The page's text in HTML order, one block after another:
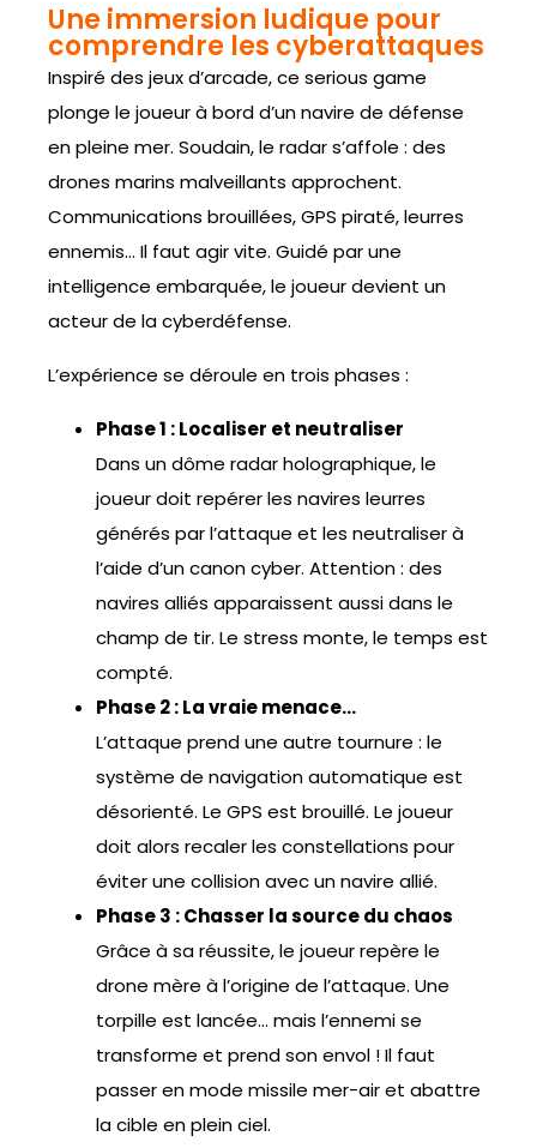
Une immersion ludique pour
comprendre les cyberattaques
Inspiré des jeux d’arcade, ce serious game
plonge le joueur à bord d’un navire de défense
en pleine mer. Soudain, le radar s’affole : des
drones marins malveillants approchent.
Communications brouillées, GPS piraté, leurres
ennemis… Il faut agir vite. Guidé par une
intelligence embarquée, le joueur devient un
acteur de la cyberdéfense.
L’expérience se déroule en trois phases :
Phase 1 : Localiser et neutraliser
Dans un dôme radar holographique, le
joueur doit repérer les navires leurres
générés par l’attaque et les neutraliser à
l’aide d’un canon cyber. Attention : des
navires alliés apparaissent aussi dans le
champ de tir. Le stress monte, le temps est
compté.
Phase 2 : La vraie menace…
L’attaque prend une autre tournure : le
système de navigation automatique est
désorienté. Le GPS est brouillé. Le joueur
doit alors recaler les constellations pour
éviter une collision avec un navire allié.
Phase 3 : Chasser la source du chaos
Grâce à sa réussite, le joueur repère le
drone mère à l’origine de l’attaque. Une
torpille est lancée… mais l’ennemi se
transforme et prend son envol ! Il faut
passer en mode missile mer-air et abattre
la cible en plein ciel.